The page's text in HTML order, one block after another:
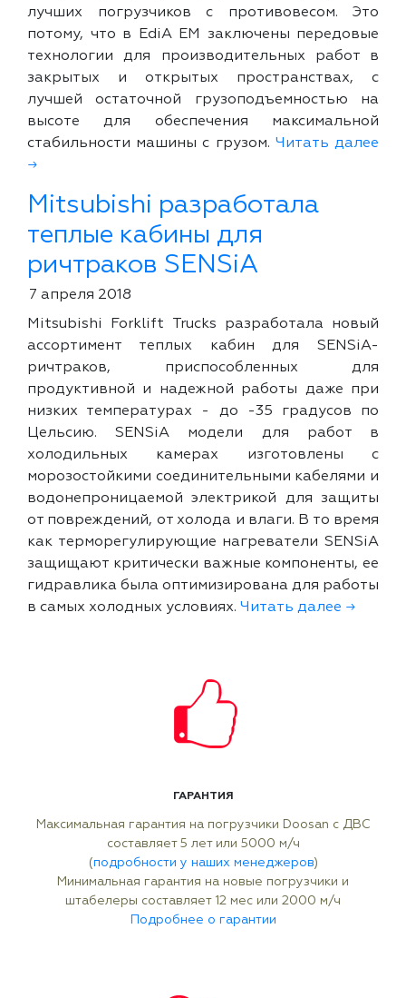
лучших погрузчиков с противовесом. Это
потому, что в EdiA EM заключены передовые
технологии для производительных работ в
закрытых и открытых пространствах, с
лучшей остаточной грузоподъемностью на
высоте для обеспечения максимальной
стабильности машины с грузом. Читать далее
→
Mitsubishi разработала
теплые кабины для
ричтраков SENSiA
7 апреля 2018
Mitsubishi Forklift Trucks разработала новый
ассортимент теплых кабин для SENSiA-
ричтраков, приспособленных для
продуктивной и надежной работы даже при
низких температурах - до -35 градусов по
Цельсию. SENSiA модели для работ в
холодильных камерах изготовлены с
морозостойкими соединительными кабелями и
водонепроницаемой электрикой для защиты
от повреждений, от холода и влаги. В то время
как терморегулирующие нагреватели SENSiA
защищают критически важные компоненты, ее
гидравлика была оптимизирована для работы
в самых холодных условиях. Читать далее →
ГАРАНТИЯ
Максимальная гарантия на погрузчики Doosan с ДВС
составляет 5 лет или 5000 м/ч
(подробности у наших менеджеров)
Минимальная гарантия на новые погрузчики и
штабелеры составляет 12 мес или 2000 м/ч
Подробнее о гарантии